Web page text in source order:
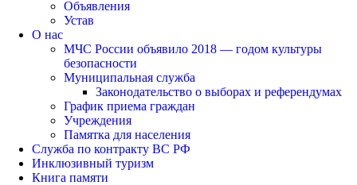
Объявления
Устав
О нас
МЧС России объявило 2018 — годом культуры
безопасности
Муниципальная служба
Законодательство о выборах и референдумах
График приема граждан
Учреждения
Памятка для населения
Служба по контракту ВС РФ
Инклюзивный туризм
Книга памяти